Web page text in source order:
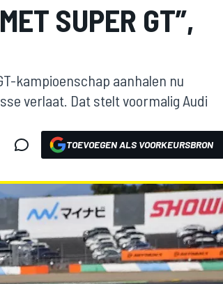
SUPER GT”,
kampioenschap aanhalen nu
verlaat. Dat stelt voormalig Audi
TOEVOEGEN ALS VOORKEURSBRON